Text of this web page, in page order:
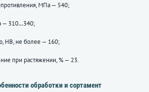
МПа — 540;
— 310…340;
НВ, не более — 160;
при растяжении, % — 23.
обработки и сортамент